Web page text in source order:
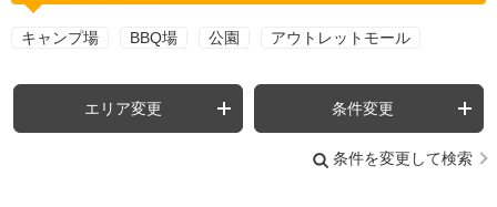
キャンプ場 BBQ場 公園 アウトレットモール
エリア変更 条件変更
条件を変更して検索